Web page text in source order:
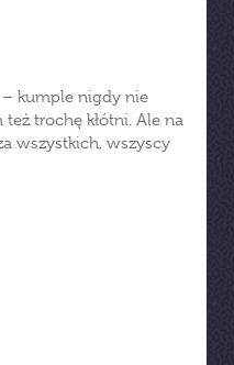
kumple nigdy nie
trochę kłótni. Ale na
wszystkich, wszyscy